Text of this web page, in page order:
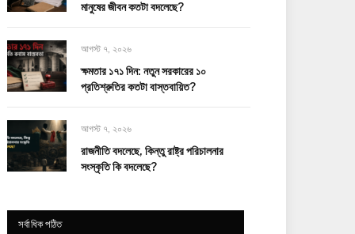
মানুষের জীবন কতটা বদলেছে?
আগস্ট ৭, ২০২৬
ক্ষমতার ১৭১ দিন: নতুন সরকারের ১০
প্রতিশ্রুতির কতটা বাস্তবায়িত?
আগস্ট ৭, ২০২৬
রাজনীতি বদলেছে, কিন্তু রাষ্ট্র পরিচালনার
সংস্কৃতি কি বদলেছে?
সর্বাধিক পঠিত